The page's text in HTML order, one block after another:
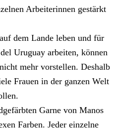
Arbeiterinnen gestärkt
dem Lande leben und für
Uruguay arbeiten, können
mehr vorstellen. Deshalb
Frauen in der ganzen Welt
Garne von Manos
Farben. Jeder einzelne